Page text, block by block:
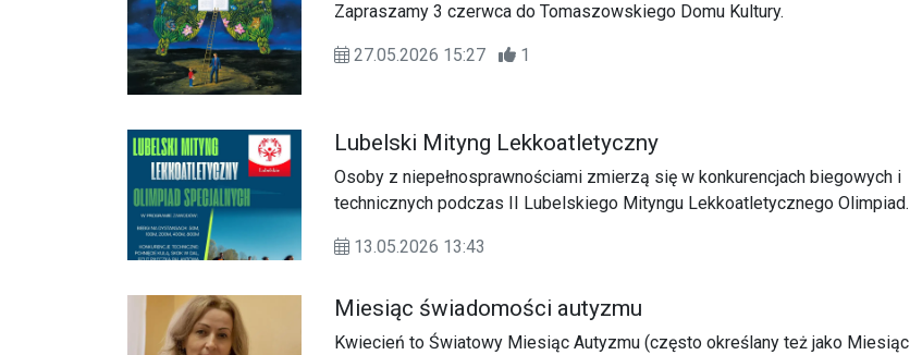
Zapraszamy 3 czerwca do Tomaszowskiego Domu Kultury.
27.05.2026 15:27 1
Lubelski Mityng Lekkoatletyczny
Osoby z niepełnosprawnościami zmierzą się w konkurencjach biegowych i
technicznych podczas II Lubelskiego Mityngu Lekkoatletycznego Olimpiad
13.05.2026 13:43
Miesiąc świadomości autyzmu
Kwiecień to Światowy Miesiąc Autyzmu (często określany też jako Miesiąc